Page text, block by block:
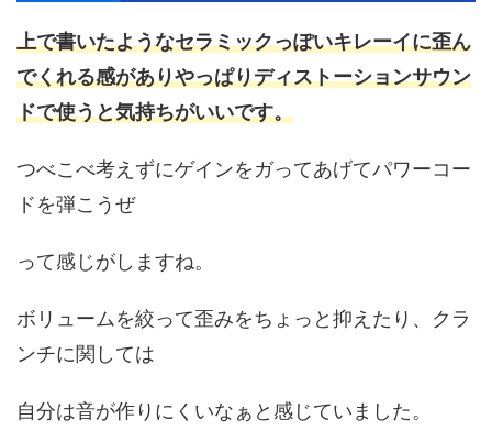
上で書いたようなセラミックっぽいキレーイに歪ん
でくれる感がありやっぱりディストーションサウン
ドで使うと気持ちがいいです。
つべこべ考えずにゲインをガってあげてパワーコー
ドを弾こうぜ
って感じがしますね。
ボリュームを絞って歪みをちょっと抑えたり、クラ
ンチに関しては
自分は音が作りにくいなぁと感じていました。